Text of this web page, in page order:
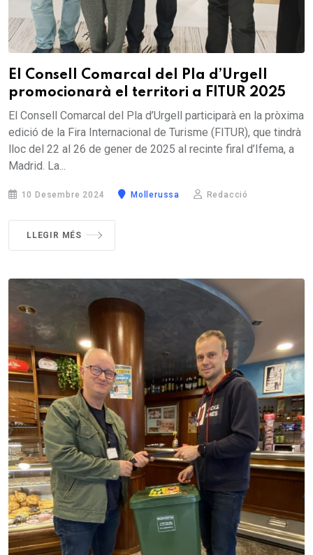
El Consell Comarcal del Pla d’Urgell
promocionarà el territori a FITUR 2025
El Consell Comarcal del Pla d’Urgell participarà en la pròxima
edició de la Fira Internacional de Turisme (FITUR), que tindrà
lloc del 22 al 26 de gener de 2025 al recinte firal d’Ifema, a
Madrid. La...
10 Desembre 2024 Mollerussa Redacció
LLEGIR MÉS